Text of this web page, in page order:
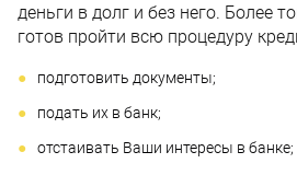
деньги в долг и без него. Более
готов пройти всю процедуру
подготовить документы;
подать их в банк;
отстаивать Ваши интересы в банке;